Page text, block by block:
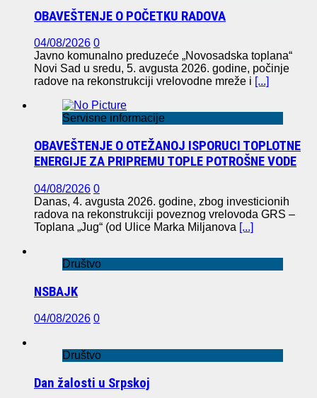
OBAVEŠTENJE O POČETKU RADOVA
04/08/2026 0
Javno komunalno preduzeće „Novosadska toplana“
Novi Sad u sredu, 5. avgusta 2026. godine, počinje
radove na rekonstrukciji vrelovodne mreže i [...]
Servisne informacije
OBAVEŠTENJE O OTEŽANOJ ISPORUCI TOPLOTNE
ENERGIJE ZA PRIPREMU TOPLE POTROŠNE VODE
04/08/2026 0
Danas, 4. avgusta 2026. godine, zbog investicionih
radova na rekonstrukciji poveznog vrelovoda GRS –
Toplana „Jug“ (od Ulice Marka Miljanova [...]
Društvo
NSBAJK
04/08/2026 0
Društvo
Dan žalosti u Srpskoj